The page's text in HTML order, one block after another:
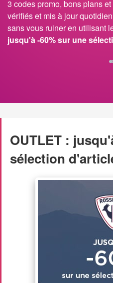
3 codes promo, bons plans
vérifiés et mis à jour
sans vous ruiner en utilisant
jusqu'à -60% sur une
OUTLET :
sélection